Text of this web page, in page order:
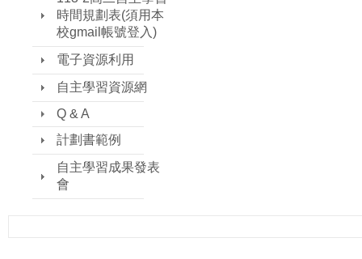
時間規劃表(須用本
校gmail帳號登入)
電子資源利用
自主學習資源網
Q & A
計劃書範例
自主學習成果發表
會